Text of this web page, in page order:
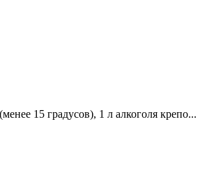
15 градусов), 1 л алкоголя крепо...